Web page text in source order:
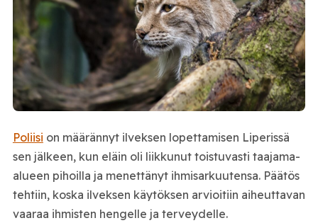
Poliisi on määrännyt ilveksen lopettamisen Liperissä
sen jälkeen, kun eläin oli liikkunut toistuvasti taajama-
alueen pihoilla ja menettänyt ihmisarkuutensa. Päätös
tehtiin, koska ilveksen käytöksen arvioitiin aiheuttavan
vaaraa ihmisten hengelle ja terveydelle.